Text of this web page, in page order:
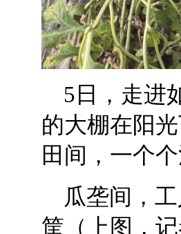
5日，走进
的大棚在阳
田间，一个
瓜垄间，
筐（上图，